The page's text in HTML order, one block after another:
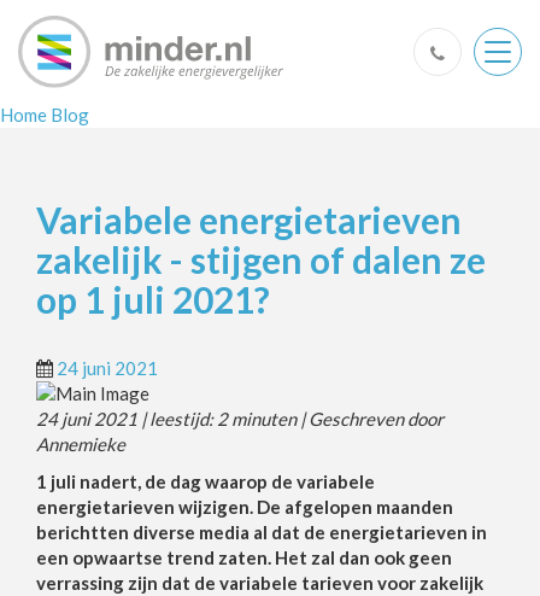
Home Blog
Variabele energietarieven
zakelijk - stijgen of dalen ze
op 1 juli 2021?
24 juni 2021
24 juni 2021 | leestijd: 2 minuten | Geschreven door
Annemieke
1 juli nadert, de dag waarop de variabele
energietarieven wijzigen. De afgelopen maanden
berichtten diverse media al dat de energietarieven in
een opwaartse trend zaten. Het zal dan ook geen
verrassing zijn dat de variabele tarieven voor zakelijk